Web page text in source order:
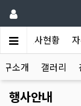
회원사현황
구소개 갤러리
행사안내